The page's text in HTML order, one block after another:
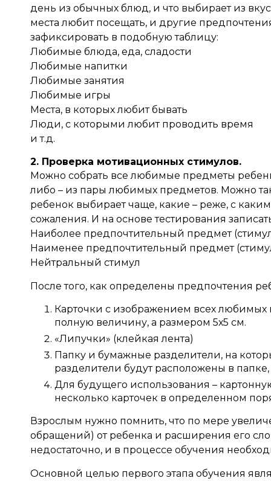
день из обычных блюд, и что выбирает из
места любит посещать, и другие
зафиксировать в подобную таблицу:
Любимые блюда, еда, сладости
Любимые напитки
Любимые занятия
Любимые игры
Места, в которых любит бывать
Люди, с которыми любит проводить время
и т.д.
2. Проверка мотивационных стимулов.
Можно собрать все любимые предметы
либо – из пары любимых предметов. Можно
ребенок выбирает чаще, какие – реже, с
сожаления. И на основе тестирования
Наиболее предпочтительный предмет
Наименее предпочтительный предмет
Нейтральный стимул
После того, как определены предпочтения
Карточки с изображением всех любимых
полную величину, а размером 5х5 см.
«Липучки» (клейкая лента)
Папку и бумажные разделители, на
разделители будут расположены в
Для будущего использования –
несколько карточек в определенном
Взрослым нужно помнить, что по мере
обращений) от ребенка и расширения его
недостаточно, и в процессе обучения
Основной целью первого этапа обучения